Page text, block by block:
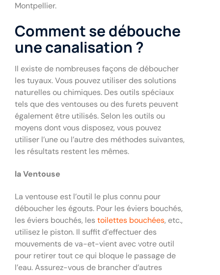
Montpellier.
Comment se débouche
une canalisation ?
Il existe de nombreuses façons de déboucher
les tuyaux. Vous pouvez utiliser des solutions
naturelles ou chimiques. Des outils spéciaux
tels que des ventouses ou des furets peuvent
également être utilisés. Selon les outils ou
moyens dont vous disposez, vous pouvez
utiliser l’une ou l’autre des méthodes suivantes,
les résultats restent les mêmes.
la Ventouse
La ventouse est l’outil le plus connu pour
déboucher les égouts. Pour les éviers bouchés,
les éviers bouchés, lestoilettes bouchées, etc.,
utilisez le piston. Il suffit d’effectuer des
mouvements de va-et-vient avec votre outil
pour retirer tout ce qui bloque le passage de
l’eau. Assurez-vous de brancher d’autres